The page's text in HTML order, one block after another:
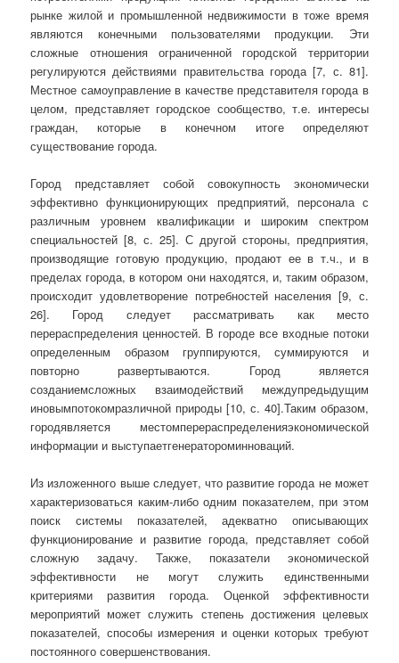
рынке жилой и промышленной недвижимости в тоже время
являются конечными пользователями продукции. Эти
сложные отношения ограниченной городской территории
регулируются действиями правительства города [7, с. 81].
Местное самоуправление в качестве представителя города в
целом, представляет городское сообщество, т.е. интересы
граждан, которые в конечном итоге определяют
существование города.
Город представляет собой совокупность экономически
эффективно функционирующих предприятий, персонала с
различным уровнем квалификации и широким спектром
специальностей [8, с. 25]. С другой стороны, предприятия,
производящие готовую продукцию, продают ее в т.ч., и в
пределах города, в котором они находятся, и, таким образом,
происходит удовлетворение потребностей населения [9, с.
26]. Город следует рассматривать как место
перераспределения ценностей. В городе все входные потоки
определенным образом группируются, суммируются и
повторно развертываются. Город является
созданиемсложных взаимодействий междупредыдущим
иновымпотокомразличной природы [10, с. 40].Таким образом,
городявляется местомперераспределенияэкономической
информации и выступаетгенератороминноваций.
Из изложенного выше следует, что развитие города не может
характеризоваться каким-либо одним показателем, при этом
поиск системы показателей, адекватно описывающих
функционирование и развитие города, представляет собой
сложную задачу. Также, показатели экономической
эффективности не могут служить единственными
критериями развития города. Оценкой эффективности
мероприятий может служить степень достижения целевых
показателей, способы измерения и оценки которых требуют
постоянного совершенствования.